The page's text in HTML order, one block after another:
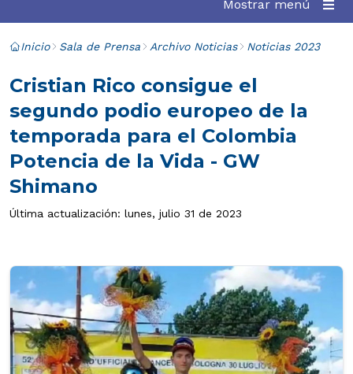
Mostrar menú
Inicio Sala de Prensa Archivo Noticias Noticias 2023
Cristian Rico consigue el
segundo podio europeo de la
temporada para el Colombia
Potencia de la Vida - GW
Shimano
Última actualización: lunes, julio 31 de 2023